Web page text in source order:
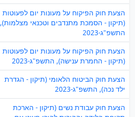
הצעת חוק הפיקוח על מעונות יום לפעוטות
(תיקון - הסמכת מתנדבים וטכנאי מצלמות),
התשפ"ג-2023
הצעת חוק הפיקוח על מעונות יום לפעוטות
(תיקון - החמרת ענישה), התשפ"ג-2023
הצעת חוק הביטוח הלאומי (תיקון - הגדרת
ילד נכה), התשפ"ג-2023
הצעת חוק עבודת נשים (תיקון - הארכת